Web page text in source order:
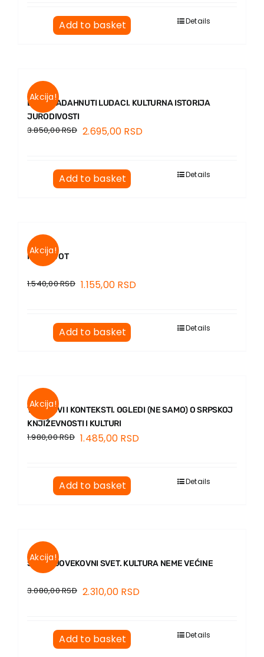
Add to basket Details
Akcija!
BOGONADAHNUTI LUDACI. KULTURNA ISTORIJA
JURODIVOSTI
3.850,00RSD 2.695,00 RSD
Add to basket Details
Akcija!
MOJ ŽIVOT
1.540,00RSD 1.155,00 RSD
Add to basket Details
Akcija!
TEKSTOVI I KONTEKSTI. OGLEDI (NE SAMO) O SRPSKOJ
KNJIŽEVNOSTI I KULTURI
1.980,00RSD 1.485,00 RSD
Add to basket Details
Akcija!
SREDNJOVEKOVNI SVET. KULTURA NEME VEĆINE
3.080,00RSD 2.310,00 RSD
Add to basket Details